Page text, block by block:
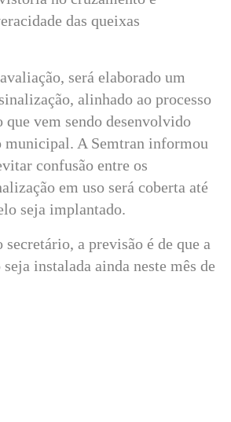
das queixas
será elaborado um
alinhado ao processo
que vem sendo desenvolvido
municipal. A Semtran informou
confusão entre os
em uso será coberta até
seja implantado.
secretário, a previsão é de que a
instalada ainda neste mês de